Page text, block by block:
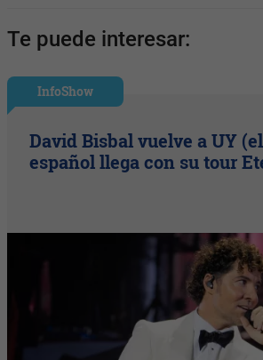
Te puede interesar:
InfoShow
David Bisbal vuelve a UY
español llega con su tour